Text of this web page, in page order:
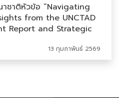
าชาติหัวข้อ “Navigating
from the UNCTAD
Report and Strategic
13 กุมภาพันธ์ 2569